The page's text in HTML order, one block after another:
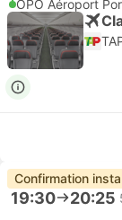
OPO Aéroport
Confirmation
19:30 20:25